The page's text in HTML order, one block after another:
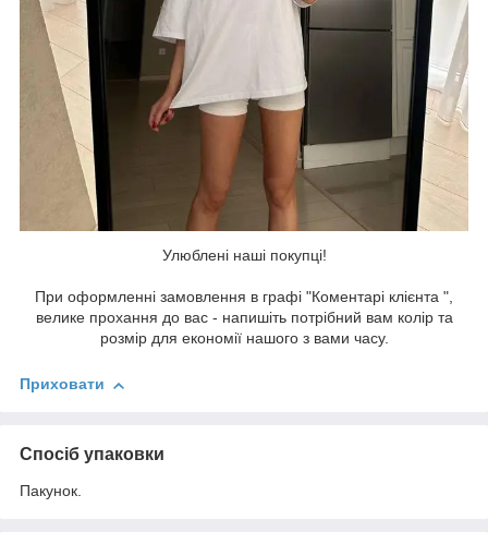
Улюблені наші покупці!
При оформленні замовлення в графі "Коментарі клієнта ",
велике прохання до вас - напишіть потрібний вам колір та
розмір для економії нашого з вами часу.
Приховати
Спосіб упаковки
Пакунок.